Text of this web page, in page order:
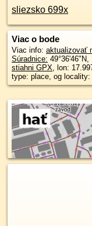
sliezsko 699x
Viac o bode
Viac info: aktualizovať
Súradnice: 49°36'46"N,
stiahni GPX, lon:
type: place, og